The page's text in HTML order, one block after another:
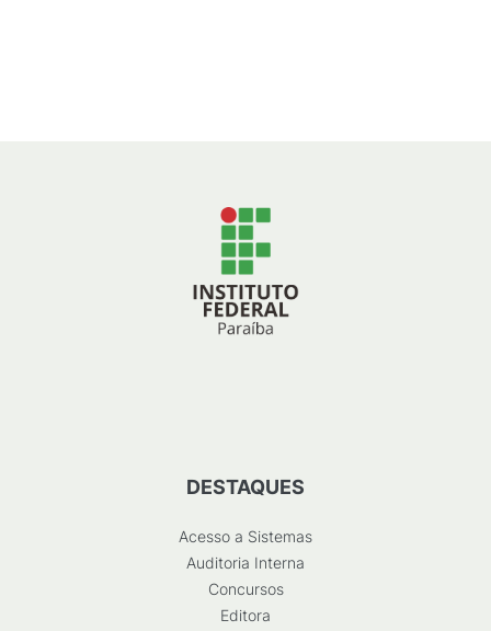
DESTAQUES
Acesso a Sistemas
Auditoria Interna
Concursos
Editora